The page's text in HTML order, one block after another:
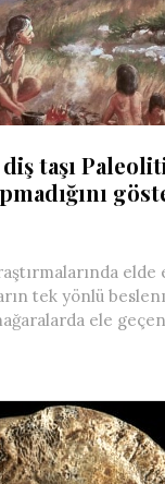
taşı
tek yönlü
ele